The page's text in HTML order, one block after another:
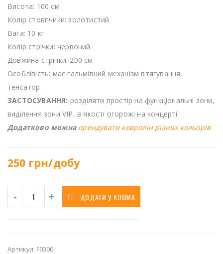
Висота: 100 см
Колір стовпчики: золотистий
Вага: 10 кг
Колір стрічки: червоний
Довжина стрічки: 200 см
Особлівість: має гальмівний механізм втягування,
тенсатор
ЗАСТОСУВАННЯ: розділяти простір на функціональні зони,
виділення зони VIP, в якості огорожі на концерті
Додатково можна орендувати ковролін різних кольорів
250 грн/добу
ДОДАТИ У КОШИК
Артикул: F0300